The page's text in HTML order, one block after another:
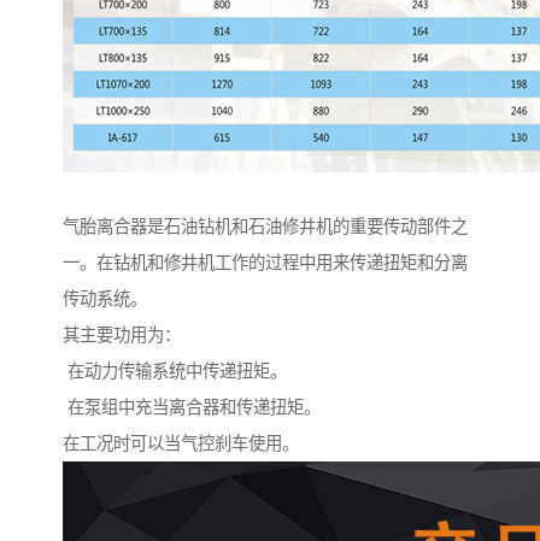
气胎离合器是石油钻机和石油修井机的重要传动部件之
一。在钻机和修井机工作的过程中用来传递扭矩和分离
传动系统。
其主要功用为：
在动力传输系统中传递扭矩。
在泵组中充当离合器和传递扭矩。
在工况时可以当气控刹车使用。